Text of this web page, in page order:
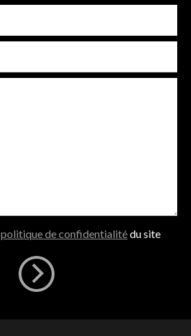
politique de confidentialitédu site